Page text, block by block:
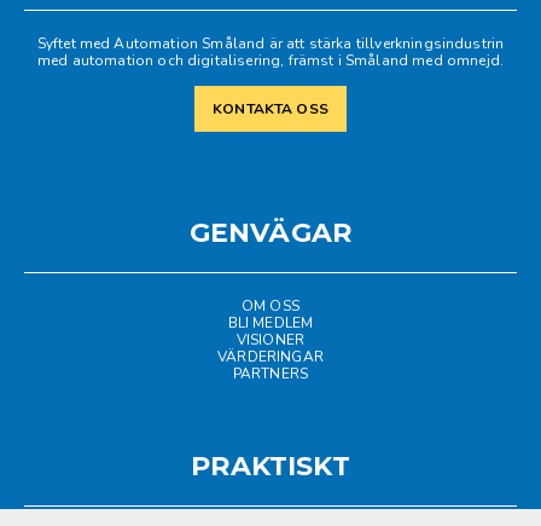
Syftet med Automation Småland är att stärka tillverkningsindustrin
med automation och digitalisering, främst i Småland med omnejd.
KONTAKTA OSS
GENVÄGAR
OM OSS
BLI MEDLEM
VISIONER
VÄRDERINGAR
PARTNERS
PRAKTISKT